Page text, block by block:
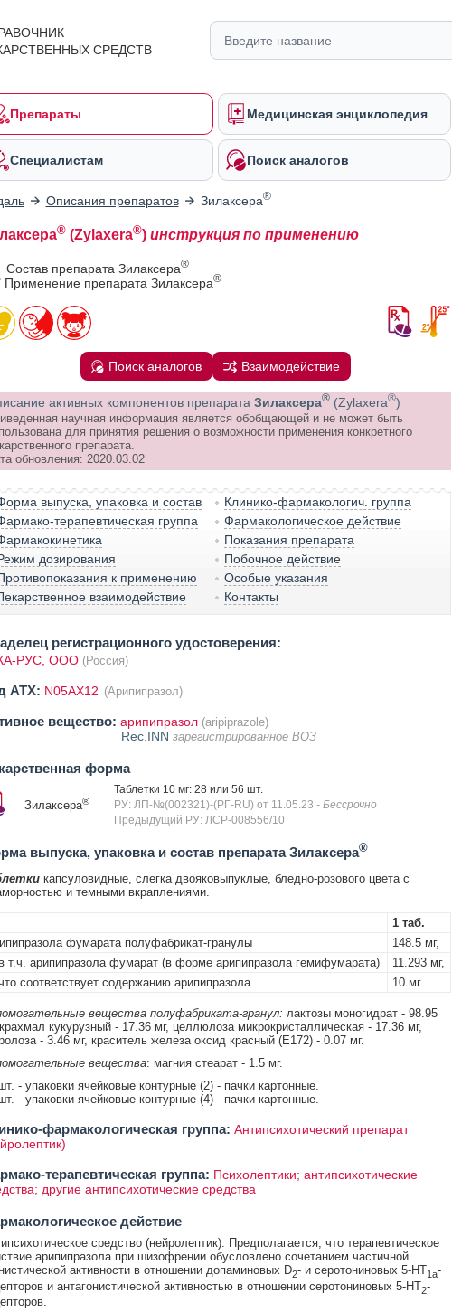
СРЕДСТВ
Препараты Медицинская энциклопедия
Специалистам Поиск аналогов
Описания препаратов Зилаксера®
®(Zylaxera®) инструкция по применению
Состав препарата Зилаксера®
Применение препарата Зилаксера®
Поиск аналогов Взаимодействие
активных компонентов препарата Зилаксера® (Zylaxera®)
научная информация является обобщающей и не может быть
для принятия решения о возможности применения конкретного
препарата.
обновления: 2020.03.02
выпуска, упаковка и состав
Клинико-фармакологич. группа
терапевтическая группа
Фармакологическое действие
Показания препарата
дозирования
Побочное действие
к применению
Особые указания
взаимодействие
Контакты
регистрационного удостоверения:
РУС, ООО (Россия)
ATX: N05AX12 (Арипипразол)
вещество: арипипразол (aripiprazole)
Rec.INN зарегистрированное ВОЗ
форма
Зилаксера®
Таблетки 10 мг: 28 или 56 шт.
РУ: ЛП-№(002321)-(РГ-RU) от 11.05.23 - Бессрочно
Предыдущий РУ: ЛСР-008556/10
выпуска, упаковка и состав препарата Зилаксера®
капсуловидные, слегка двояковыпуклые, бледно-розового цвета с
и темными вкраплениями.
1 таб.
фумарата полуфабрикат-гранулы
148.5 мг,
т.ч. арипипразола фумарат (в форме арипипразола гемифумарата)
11.293 мг,
соответствует содержанию арипипразола
10 мг
вещества полуфабриката-гранул: лактозы моногидрат - 98.95
кукурузный - 17.36 мг, целлюлоза микрокристаллическая - 17.36 мг,
- 3.46 мг, краситель железа оксид красный (Е172) - 0.07 мг.
вещества: магния стеарат - 1.5 мг.
- упаковки ячейковые контурные (2) - пачки картонные.
- упаковки ячейковые контурные (4) - пачки картонные.
фармакологическая группа: Антипсихотический препарат
терапевтическая группа: Психолептики; антипсихотические
другие антипсихотические средства
действие
средство (нейролептик). Предполагается, что терапевтическое
арипипразола при шизофрении обусловлено сочетанием частичной
активности в отношении допаминовых D2- и серотониновых 5-HT1а-
и антагонистической активностью в отношении серотониновых 5-HT2-